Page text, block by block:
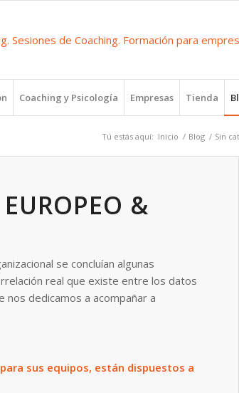
Coaching y Psicología Empresas Tienda
Tú estás aquí: Inicio / Blog / Sin
&
se concluían algunas
real que existe entre los datos
dedicamos a acompañar a
sus equipos, están dispuestos a